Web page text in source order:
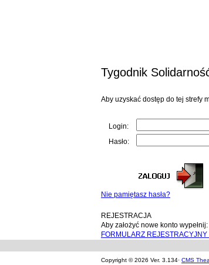
Tygodnik
Aby uzyskać dostęp do tej strefy
Login:
Hasło:
Nie pamiętasz hasła?
REJESTRACJA
Aby założyć nowe konto wypełnij:
FORMULARZ REJESTRACYJNY
Copyright © 2026 Ver. 3.134· CMS Thea